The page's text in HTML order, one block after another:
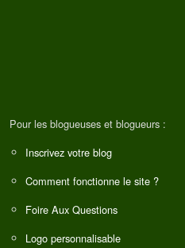
Pour les blogueuses et blogueurs :
Inscrivez votre blog
Comment fonctionne le site ?
Foire Aux Questions
Logo personnalisable